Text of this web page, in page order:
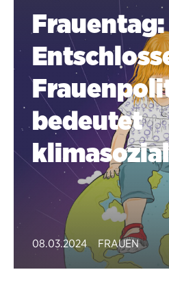
Frauentag:
bedeutet
08.03.2024 FRAUEN